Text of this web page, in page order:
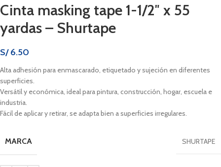
Cinta masking tape 1-1/2″ x 55
yardas – Shurtape
S/6.50
Alta adhesión para enmascarado, etiquetado y sujeción en diferentes
superficies.
Versátil y económica, ideal para pintura, construcción, hogar, escuela e
industria.
Fácil de aplicar y retirar, se adapta bien a superficies irregulares.
MARCA SHURTAPE